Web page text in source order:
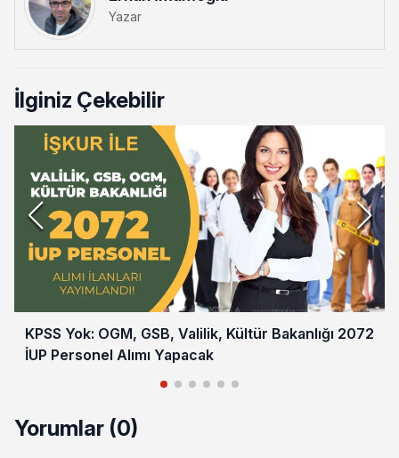
Yazar
İlginiz Çekebilir
KPSS Yok: OGM, GSB, Valilik, Kültür Bakanlığı 2072
İUP Personel Alımı Yapacak
Yorumlar (0)